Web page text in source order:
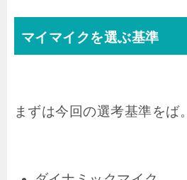
マイマイクを選ぶ基準
まずは今回の選考基準をば。